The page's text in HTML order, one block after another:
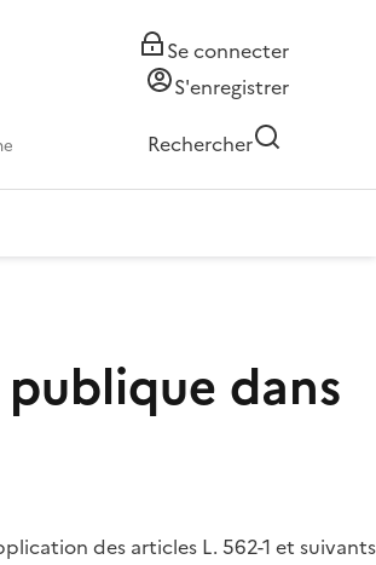
Se connecter
S'enregistrer
Rechercher
dans
des articles L. 562-1 et suivants